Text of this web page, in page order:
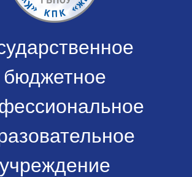
бюджетное
учреждение